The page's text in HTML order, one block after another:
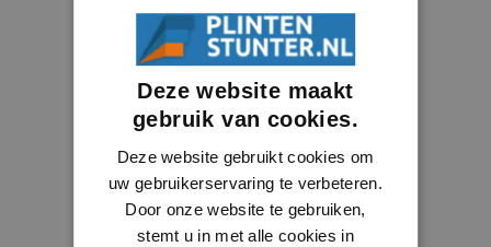
Deze website maakt
gebruik van cookies.
Deze website gebruikt cookies om
uw gebruikerservaring te verbeteren.
Door onze website te gebruiken,
stemt u in met alle cookies in